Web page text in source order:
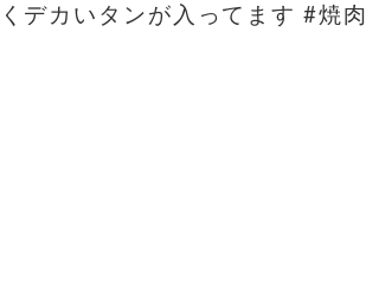
デカいタンが入ってます #焼肉